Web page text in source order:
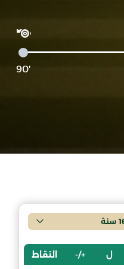
'90
ل +/- النقاط